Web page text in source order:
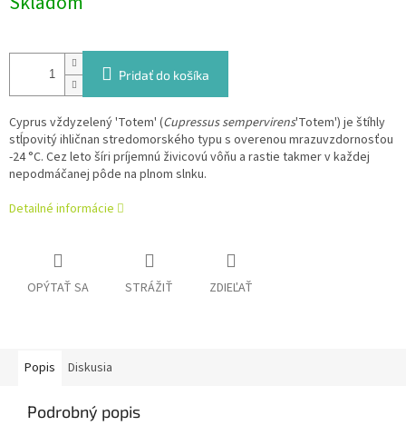
Pridať do košíka
Cyprus vždyzelený 'Totem' (Cupressus sempervirens'Totem') je štíhly
stĺpovitý ihličnan stredomorského typu s overenou mrazuvzdornosťou
-24 °C. Cez leto šíri príjemnú živicovú vôňu a rastie takmer v každej
nepodmáčanej pôde na plnom slnku.
Detailné informácie
OPÝTAŤ SA STRÁŽIŤ ZDIEĽAŤ
Popis Diskusia
Podrobný popis